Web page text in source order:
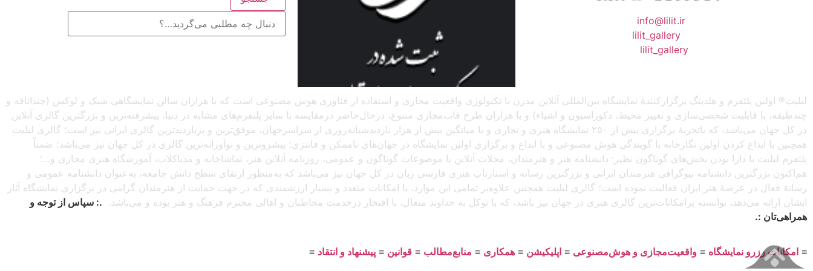
info@lilit.ir
lilit_gallery
lilit_gallery
لیلیت® اولین پلتفرم و هلدینگ برگزارکنندهٔ نمایشگاه بین‌المللی آنلاین مدرن با تکنولوژی واقعیت مجازی و استفاده از فناوری هوش مصنوعی است که با هزاران سالن نمایشگاهی شیک و لوکس (چنداتاقه و
چندطبقه، با قابلیت شخصی‌سازی و تغییر محیط، دکوراسیون و اشیاء) و با هزاران طرح قاب‌مجازی متنوع، درحال‌حاضر درمقایسه با سایر پلتفرم‌های مشابه در دنیا، پیشرفته‌ترین و بزرگترین گالری آنلاین
در کل جهان می‌باشد، که باتجربهٔ برگزاری بیش از ۲۵۰ نمایشگاه هنری و تجاری و با میانگین بیش از هزار بازدیدشبانه‌روزی از سراسرجهان، موفق‌ترین و پربازدیدترین گالری ایرانی نیز است؛ گالری لیلیت
همچنین با ابداع کردن اولین نگارخانه با گویندگی هوش مصنوعی و با ابداع و برگزاری اولین نمایشگاه در جهان‌های ناممکن و فانتزی؛ پیشروترین و نوآورانه‌ترین گالری در کل جهان نیز می‌باشد؛ ضمناً
پلتفرم لیلیت با دارا بودن بخش‌های گوناگون نظیر: دانشنامه هنر و هنرمندان، مجلات آنلاین با موضوعات گوناگون و عمومی، روزنامه آنلاین هنر، تماشاخانه و مدیاکلاب، آموزشگاه هنری مجازی و…؛
هم‌اکنون بزرگترین دانشنامه بیوگرافی هنرمندان ایرانی و بزرگترین رسانه و استارتاپ هنری فارسی زبان در کل جهان نیز می‌باشد که به‌منظور ارتقای سطح دانش جامعه، به‌عنوان دانشنامه عمومی و
رسانهٔ فعال در عرصهٔ هنر ایران فعالیت نموده است؛ گالری لیلیت همچنین علاوه‌بر تمامی این موارد، با امکانات متعدد و بسیار ارزشمندی که در جهت حمایت از هنرمندان گرامی در برگزاری نمایشگاه آثار
ایشان ارائه می‌دهد، توانسته پرامکانات‌ترین گالری هنری در جهان نیز باشد، که با توکل به خداوند متعال، با افتخار درخدمت مخاطبان و اهالی محترم فرهنگ و هنر بوده و می‌باشد. .: سپاس از توجه و
همراهی‌تان :.
≡ امکانات رزرو نمایشگاه ≡ واقعیت‌مجازی و هوش‌مصنوعی ≡ اپلیکیشن ≡ همکاری ≡ منابع‌مطالب ≡ قوانین ≡ پیشنهاد و انتقاد ≡